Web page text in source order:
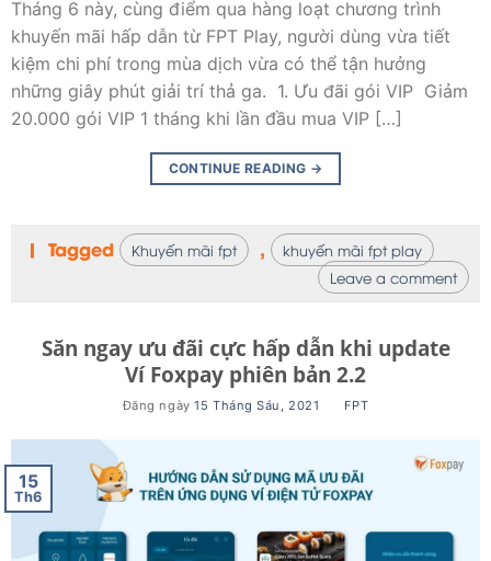
Tháng 6 này, cùng điểm qua hàng loạt chương trình
khuyến mãi hấp dẫn từ FPT Play, người dùng vừa tiết
kiệm chi phí trong mùa dịch vừa có thể tận hưởng
những giây phút giải trí thả ga. 1. Ưu đãi gói VIP Giảm
20.000 gói VIP 1 tháng khi lần đầu mua VIP […]
CONTINUE READING →
| Tagged Khuyến mãi fpt ,
khuyến mãi fpt play
Leave a comment
Săn ngay ưu đãi cực hấp dẫn khi update
Ví Foxpay phiên bản 2.2
Đăng ngày15 Tháng Sáu, 2021 FPT
15
Th6